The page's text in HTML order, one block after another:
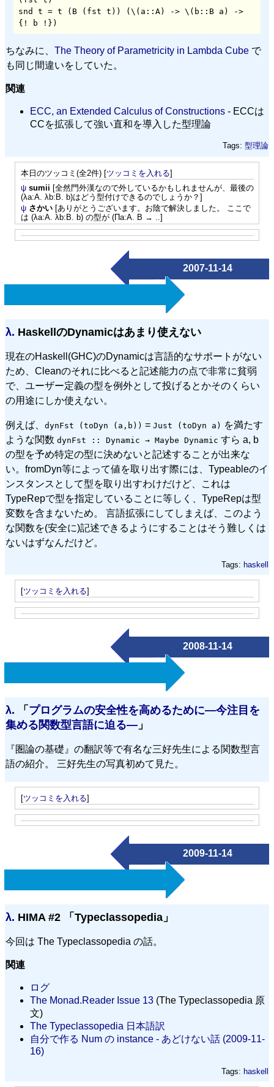
snd t = t (B (fst t)) (\(a::A) -> \(b::B a) ->
{! b !})
ちなみに、 The Theory of Parametricity in Lambda Cube で
も同じ間違いをしていた。
関連
ECC, an Extended Calculus of Constructions - ECCは
CCを拡張して強い直和を導入した型理論
Tags: 型理論
本日のツッコミ(全2件) [ツッコミを入れる]
ψ sumii [全然門外漢なので外しているかもしれませんが、最後の
(λa:A. λb:B. b)はどう型付けできるのでしょうか？]
ψ さかい[ありがとうございます。お陰で解決しました。 ここで
は (λa:A. λb:B. b) の型が (Πa:A. B → ..]
2007-11-14
λ. HaskellのDynamicはあまり使えない
現在のHaskell(GHC)のDynamicは言語的なサポートがない
ため、Cleanのそれに比べると記述能力の点で非常に貧弱
で、ユーザー定義の型を例外として投げるとかそのくらい
の用途にしか使えない。
例えば、 dynFst (toDyn (a,b)) = Just (toDyn a) を満たす
ような関数 dynFst :: Dynamic → Maybe Dynamic すら a, b
の型を予め特定の型に決めないと記述することが出来な
い。fromDyn等によって値を取り出す際には、Typeableのイ
ンスタンスとして型を取り出すわけだけど、これは
TypeRepで型を指定していることに等しく、TypeRepは型
変数を含まないため。 言語拡張にしてしまえば、このよう
な関数を(安全に)記述できるようにすることはそう難しくは
ないはずなんだけど。
Tags: haskell
[ツッコミを入れる]
2008-11-14
λ. 「 プログラムの安全性を高めるために—今注目を
集める関数型言語に迫る— 」
『圏論の基礎』の翻訳等で有名な三好先生による関数型言
語の紹介。 三好先生の写真初めて見た。
[ツッコミを入れる]
2009-11-14
λ. HIMA #2 「Typeclassopedia」
今回は The Typeclassopedia の話。
関連
ログ
The Monad.Reader Issue 13 (The Typeclassopedia 原
文)
The Typeclassopedia 日本語訳
自分で作る Num の instance - あどけない話 (2009-11-
16)
Tags: haskell